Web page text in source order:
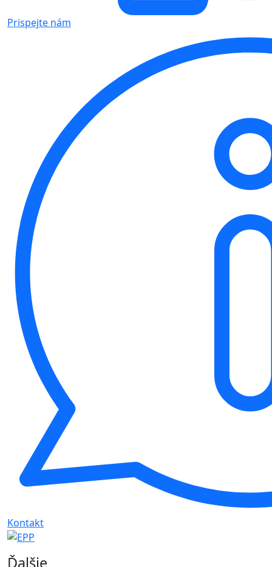
Prispejte nám
Kontakt
Ďalšie